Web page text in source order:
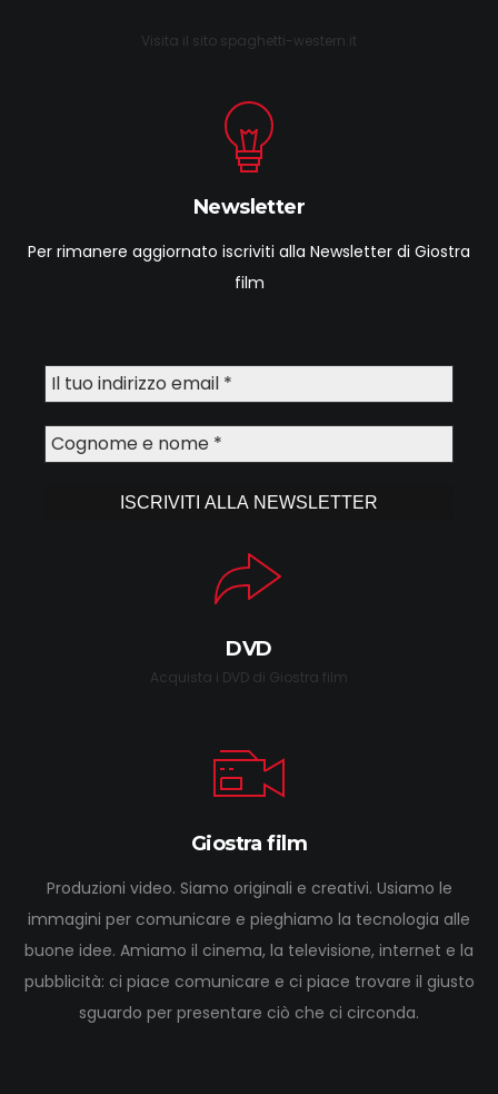
Visita il sito spaghetti-western.it
Newsletter
Per rimanere aggiornato iscriviti alla Newsletter di Giostra
film
DVD
Acquista i DVD di Giostra film
Giostra film
Produzioni video. Siamo originali e creativi. Usiamo le
immagini per comunicare e pieghiamo la tecnologia alle
buone idee. Amiamo il cinema, la televisione, internet e la
pubblicità: ci piace comunicare e ci piace trovare il giusto
sguardo per presentare ciò che ci circonda.